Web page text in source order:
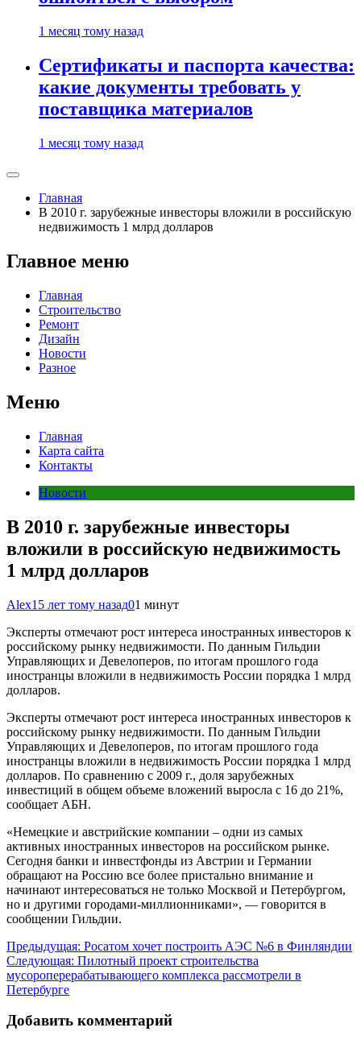
1 месяц тому назад
Сертификаты и паспорта качества:
какие документы требовать у
поставщика материалов
1 месяц тому назад
Главная
В 2010 г. зарубежные инвесторы вложили в российскую
недвижимость 1 млрд долларов
Главное меню
Главная
Строительство
Ремонт
Дизайн
Новости
Разное
Меню
Главная
Карта сайта
Контакты
Новости
В 2010 г. зарубежные инвесторы
вложили в российскую недвижимость
1 млрд долларов
Alex15 лет тому назад01 минут
Эксперты отмечают рост интереса иностранных инвесторов к
российскому рынку недвижимости. По данным Гильдии
Управляющих и Девелоперов, по итогам прошлого года
иностранцы вложили в недвижимость России порядка 1 млрд
долларов.
Эксперты отмечают рост интереса иностранных инвесторов к
российскому рынку недвижимости. По данным Гильдии
Управляющих и Девелоперов, по итогам прошлого года
иностранцы вложили в недвижимость России порядка 1 млрд
долларов. По сравнению с 2009 г., доля зарубежных
инвестиций в общем объеме вложений выросла с 16 до 21%,
сообщает АБН.
«Немецкие и австрийские компании – одни из самых
активных иностранных инвесторов на российском рынке.
Сегодня банки и инвестфонды из Австрии и Германии
обращают на Россию все более пристально внимание и
начинают интересоваться не только Москвой и Петербургом,
но и другими городами-миллионниками», — говорится в
сообщении Гильдии.
Навигация
по
записям
Предыдущая: Росатом хочет построить АЭС №6 в Финляндии
Следующая: Пилотный проект строительства
мусороперерабатывающего комплекса рассмотрели в
Петербурге
Добавить комментарий